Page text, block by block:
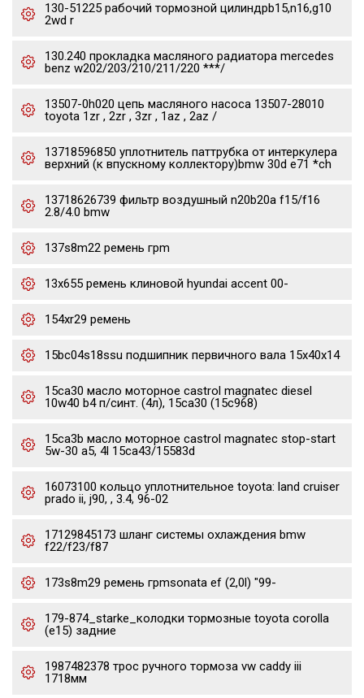
130-51225 рабочий тормозной цилиндрb15,n16,g10
2wd r
130.240 прокладка масляного радиатора mercedes
benz w202/203/210/211/220 ***/
13507-0h020 цепь масляного насоса 13507-28010
toyota 1zr , 2zr , 3zr , 1az , 2az /
13718596850 уплотнитель паттрубка от интеркулера
верхний (к впускному коллектору)bmw 30d e71 *ch
13718626739 фильтр воздушный n20b20a f15/f16
2.8/4.0 bmw
137s8m22 ремень грm
13x655 ремень клиновой hyundai accent 00-
154xr29 ремень
15bc04s18ssu подшипник первичного вала 15x40x14
15ca30 масло моторное castrol magnatec diesel
10w40 b4 п/синт. (4л), 15ca30 (15c968)
15ca3b масло моторное castrol magnatec stop-start
5w-30 a5, 4l 15ca43/15583d
16073100 кольцо уплотнительное toyota: land cruiser
prado ii, j90, , 3.4, 96-02
17129845173 шланг системы охлаждения bmw
f22/f23/f87
173s8m29 ремень грmsonata ef (2,0l) "99-
179-874_starke_колодки тормозные toyota corolla
(e15) задние
1987482378 трос ручного тормоза vw caddy iii
1718мм